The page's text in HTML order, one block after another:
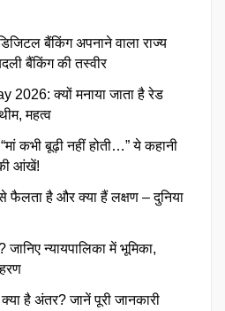
बैंकिंग अपनाने वाला राज्य
बैंकिंग की तस्वीर
क्यों मनाया जाता है रेड
महत्व
कभी बूढ़ी नहीं होती…” ये कहानी
आंखें!
है और क्या हैं लक्षण – दुनिया
जानिए न्यायपालिका में भूमिका,
है अंतर? जानें पूरी जानकारी